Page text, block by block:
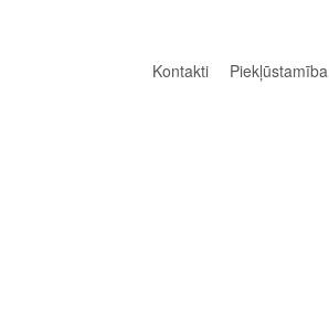
Kontakti Piekļūstamība